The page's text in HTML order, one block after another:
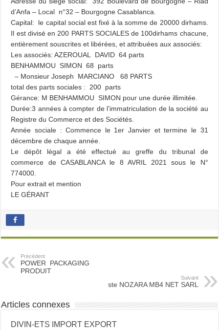
d’Anfa – Local n°32 – Bourgogne Casablanca.
Capital: le capital social est fixé à la somme de 20000 dirhams.
Il est divisé en 200 PARTS SOCIALES de 100dirhams chacune,
entièrement souscrites et libérées, et attribuées aux associés:
Les associés: AZEROUAL DAVID 64 parts
BENHAMMOU SIMON 68 parts
– Monsieur Joseph MARCIANO 68 PARTS
total des parts sociales : 200 parts
Gérance: M BENHAMMOU SIMON pour une durée illimitée.
Durée:3 années à compter de l’immatriculation de la société au
Registre du Commerce et des Sociétés.
Année sociale : Commence le 1er Janvier et termine le 31
décembre de chaque année.
Le dépôt légal a été effectué au greffe du tribunal de
commerce de CASABLANCA le 8 AVRIL 2021 sous le N°
774000.
Pour extrait et mention
LE GÉRANT
Précédent
POWER PACKAGING
PRODUIT
Suivant
ste NOZARA MB4 NET SARL
Articles connexes
DIVIN-ETS IMPORT EXPORT